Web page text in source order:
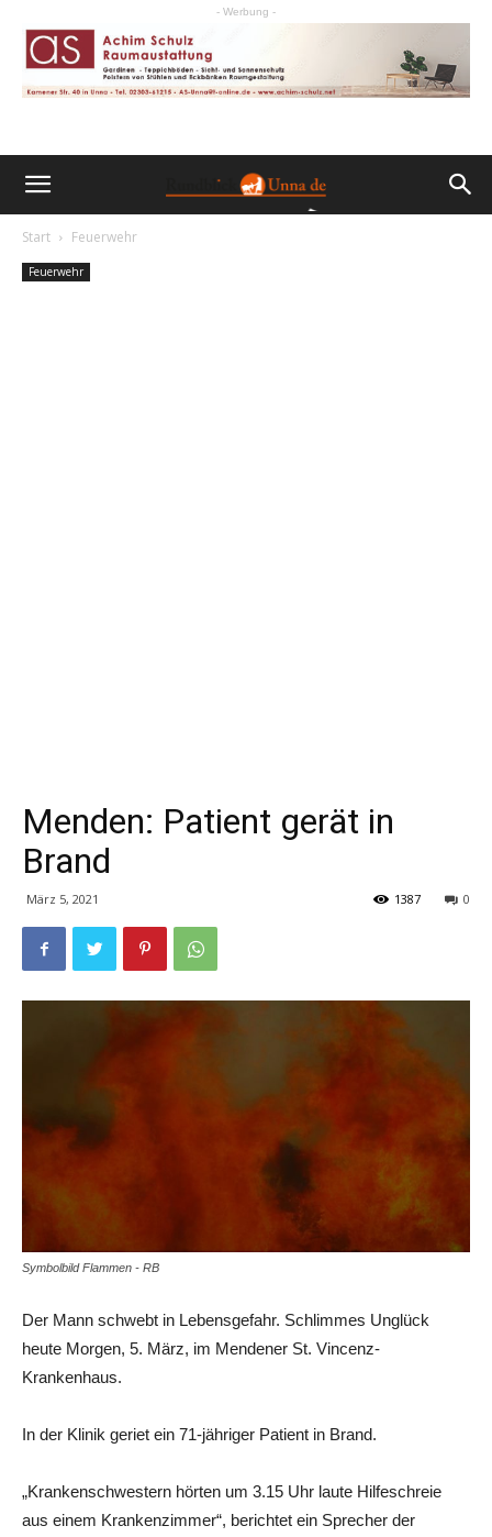
- Werbung -
Start Feuerwehr
Feuerwehr
Menden: Patient gerät in
Brand
März 5, 2021 0
1387
Symbolbild Flammen - RB
Der Mann schwebt in Lebensgefahr. Schlimmes Unglück
heute Morgen, 5. März, im Mendener St. Vincenz-
Krankenhaus.
In der Klinik geriet ein 71-jähriger Patient in Brand.
„Krankenschwestern hörten um 3.15 Uhr laute Hilfeschreie
aus einem Krankenzimmer“, berichtet ein Sprecher der